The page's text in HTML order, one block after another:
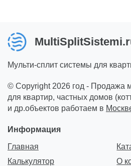
Мульти-сплит системы для
© Copyright 2026 год - Продажа
для квартир, частных домов
и др.объектов работаем в
Информация
Главная
Калькулятор
О